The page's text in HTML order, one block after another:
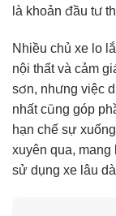
là khoản đầu tư
Nhiều chủ xe lo
nội thất và cảm
sơn, nhưng việc
nhất cũng góp
hạn chế sự
xuyên qua, mang
sử dụng xe lâu